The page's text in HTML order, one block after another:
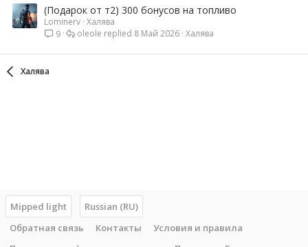
(Подарок от т2) 300 бонусов на топливо
Lominerv Халява
9
Халява
8 Май 2026
oleole
Халява
Mipped light
Russian (RU)
Обратная связь
Контакты
Условия и правила